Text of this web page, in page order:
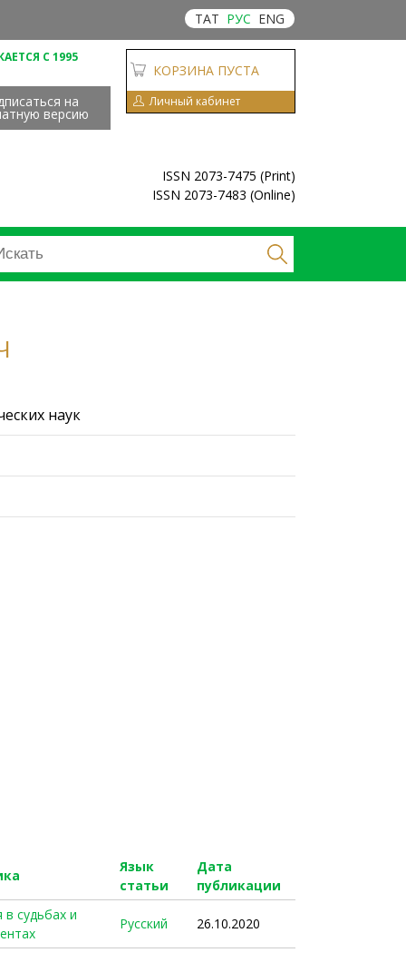
ТАТ РУС ENG
С 1995
на
версию
КОРЗИНА ПУСТА
Личный кабинет
ISSN 2073-7475 (Print)
ISSN 2073-7483 (Online)
наук
Язык
статьи
Дата
публикации
в судьбах и
Русский 26.10.2020